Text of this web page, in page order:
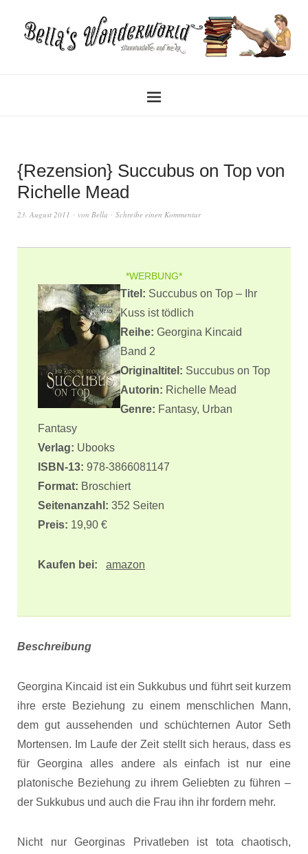
{Rezension} Succubus on Top von
Richelle Mead
23. August 2011 von Bella Schreibe einen Kommentar
*WERBUNG*
Titel: Succubus on Top – Ihr
Kuss ist tödlich
Reihe: Georgina Kincaid
Band 2
Originaltitel: Succubus on Top
Autorin: Richelle Mead
Genre: Fantasy, Urban
Fantasy
Verlag: Ubooks
ISBN-13: 978-3866081147
Format: Broschiert
Seitenanzahl: 352 Seiten
Preis: 19,90 €
Kaufen bei: amazon
Beschreibung
Georgina Kincaid ist ein Sukkubus und führt seit kurzem
ihre erste Beziehung zu einem menschlichen Mann,
dem gut aussehenden und schüchternen Autor Seth
Mortensen. Im Laufe der Zeit stellt sich heraus, dass es
für Georgina alles andere als einfach ist nur eine
platonische Beziehung zu ihrem Geliebten zu führen –
der Sukkubus und auch die Frau ihn ihr fordern mehr.
Nicht nur Georginas Privatleben ist tota chaotisch,